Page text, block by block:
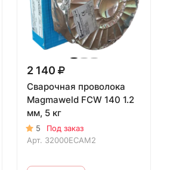
2 140
Сварочная проволока
Magmaweld FCW 140 1.2
мм, 5 кг
5
Под заказ
Арт. 32000ECAM2